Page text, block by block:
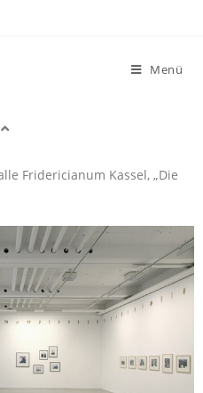
Menü
Fridericianum Kassel, „Die